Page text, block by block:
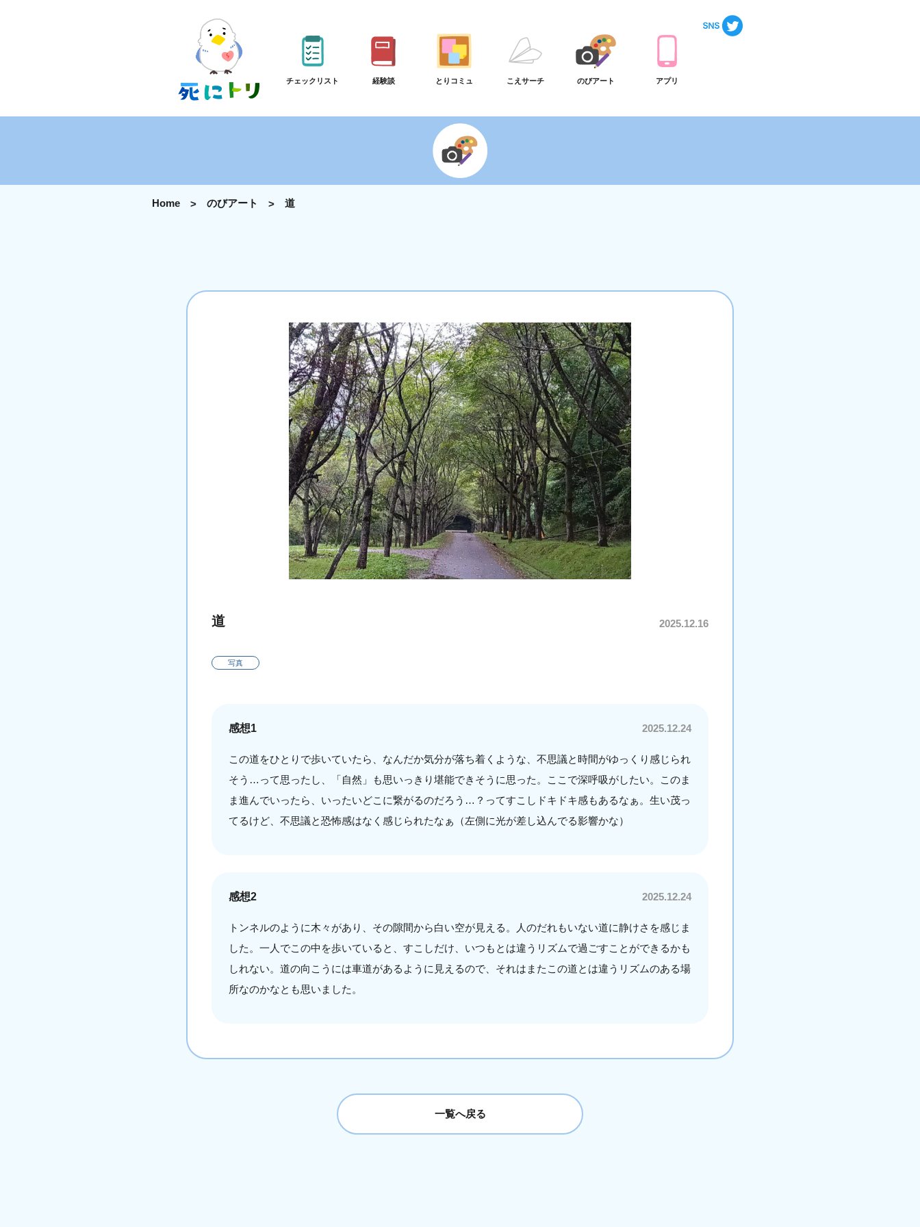
チェックリスト 経験談 とりコミュ こえサーチ のびアート アプリ
Home のびアート 道
道 2025.12.16
写真
感想1 2025.12.24
この道をひとりで歩いていたら、なんだか気分が落ち着くような、不思議と時間がゆっくり感じられ
そう…って思ったし、「自然」も思いっきり堪能できそうに思った。ここで深呼吸がしたい。このま
ま進んでいったら、いったいどこに繋がるのだろう…？ってすこしドキドキ感もあるなぁ。生い茂っ
てるけど、不思議と恐怖感はなく感じられたなぁ（左側に光が差し込んでる影響かな）
感想2 2025.12.24
トンネルのように木々があり、その隙間から白い空が見える。人のだれもいない道に静けさを感じま
した。一人でこの中を歩いていると、すこしだけ、いつもとは違うリズムで過ごすことができるかも
しれない。道の向こうには車道があるように見えるので、それはまたこの道とは違うリズムのある場
所なのかなとも思いました。
一覧へ戻る